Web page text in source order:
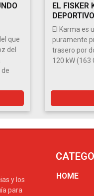
que
del
EL FISKER
DEPORTIVO
El Karma es
puramente
trasero por
120 kW (163
y los
para
HOME